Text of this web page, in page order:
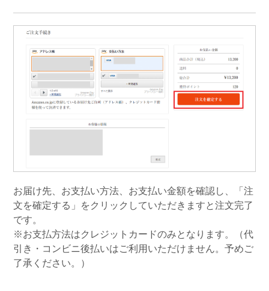
お届け先、お支払い方法、お支払い金額を確認し、「注
文を確定する」をクリックしていただきますと注文完了
です。
※お支払方法はクレジットカードのみとなります。（代
引き・コンビニ後払いはご利用いただけません。予めご
了承ください。）